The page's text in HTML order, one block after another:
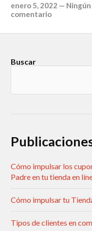
enero 5, 2022 — Ningún
comentario
Buscar
Cómo impulsar los
Padre en tu tienda en
Cómo impulsar tu
Tipos de clientes en